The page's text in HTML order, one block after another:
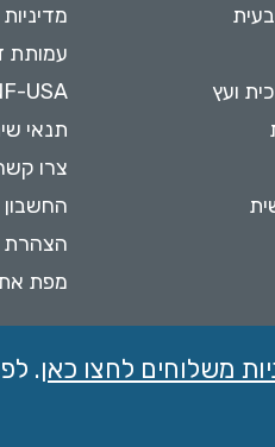
ועץ
עמותת
USA
תנאי
צרו
החשבון
הצהרת
מפת
משלוחים לחצו כאן.